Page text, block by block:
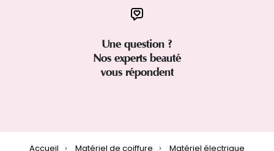
Une question ?
Nos experts beauté
vous répondent
Accueil Matériel de coiffure Matériel électrique